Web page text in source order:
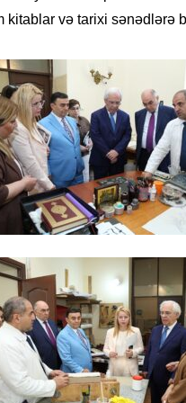
kitablar və tarixi sənədlərə